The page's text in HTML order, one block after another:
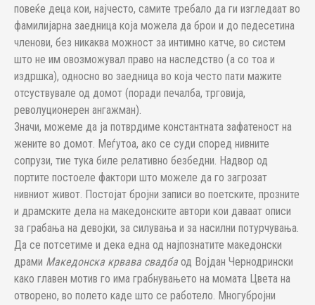
повеќе деца кои, најчесто, самите тре­ба­ло да ги изгледаат во
фамилијарна заедница која можела да брои и до пе­десетина
членови, без никаква можност за интимно катче, во систем
што не им овозможувал право на наследство (а со тоа и
издршка), односно во заедница во која често пати мажите
отсуствувале од домот (поради пе­чал­ба, трговија,
револуционерен ангажман).
Значи, можеме да ја потврдиме константната зафатеност на
же­ни­те во домот. Меѓутоа, ако се суди според нивните
сопрузи, тие тука биле ре­лативно безбедни. Надвор од
портите постоеле фактори што можеле да го загрозат
нивниот живот. Постојат бројни записи во поетските, проз­ните
и драмските дела на македонските автори кои даваат описи
за гра­бања на девојки, за силувања и за насилни потурчувања.
Да се пот­се­ти­ме и дека една од најпознатите македонски
драми Македонска крвава свад­ба од Војдан Чернодрински
како главен мотив го има грабнувањето на момата Цвета на
отворено, во полето каде што се работело. Мно­гу­број­ни